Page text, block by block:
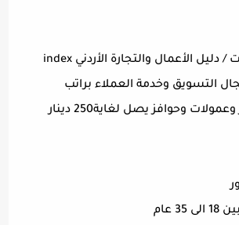
تعلن شركة دايركت / دليل الأعمال والتجارة الأردني index
التسويق وخدمة العملاء براتب
عام